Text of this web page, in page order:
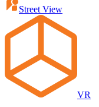
Street View
VR